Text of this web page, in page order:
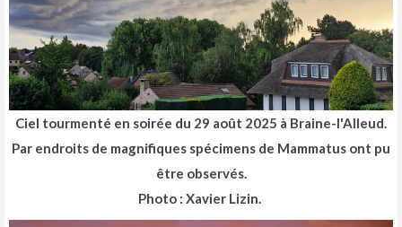
Ciel tourmenté en soirée du 29 août 2025 à Braine-l'Alleud.
Par endroits de magnifiques spécimens de Mammatus ont pu
être observés.
Photo : Xavier Lizin.